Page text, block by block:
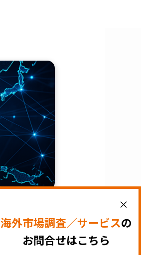
海外市場調査／サービスの
お問合せはこちら
×